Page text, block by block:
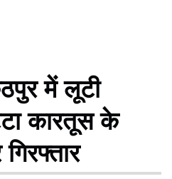
में लूटी
कारतूस के